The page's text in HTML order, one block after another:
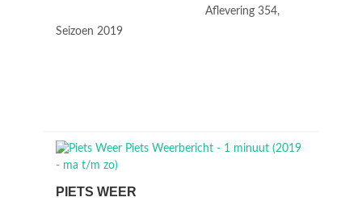
Aflevering 354,
Seizoen 2019
PIETS WEER